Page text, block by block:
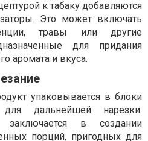
к табаку добавляются
Это может включать
травы или другие
для придания
аромата и вкуса.
упаковывается в блоки
дальнейшей нарезки.
заключается в создании
порций, пригодных для